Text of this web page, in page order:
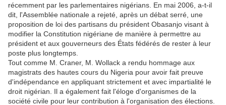
récemment par les parlementaires nigérians. En mai 2006, a-t-il
dit, l'Assemblée nationale a rejeté, après un débat serré, une
proposition de loi des partisans du président Obasanjo visant à
modifier la Constitution nigériane de manière à permettre au
président et aux gouverneurs des États fédérés de rester à leur
poste plus longtemps.
Tout comme M. Craner, M. Wollack a rendu hommage aux
magistrats des hautes cours du Nigeria pour avoir fait preuve
d'indépendance en appliquant strictement et avec impartialité le
droit nigérian. Il a également fait l'éloge d'organismes de la
société civile pour leur contribution à l'organisation des élections.